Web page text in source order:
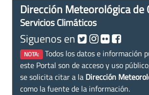
Dirección Meteorológica de
Servicios Climáticos
Siguenos en
NOTA: Todos los datos e información
este Portal son de acceso y uso
se solicita citar a la Dirección
como la fuente de la información.